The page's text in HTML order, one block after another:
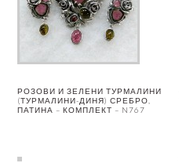
РОЗОВИ И ЗЕЛЕНИ ТУРМАЛИНИ
(ТУРМАЛИНИ-ДИНЯ) СРЕБРО,
ПАТИНА – КОМПЛЕКТ – N767